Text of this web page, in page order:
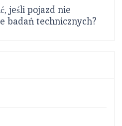
jeśli pojazd nie
badań technicznych?